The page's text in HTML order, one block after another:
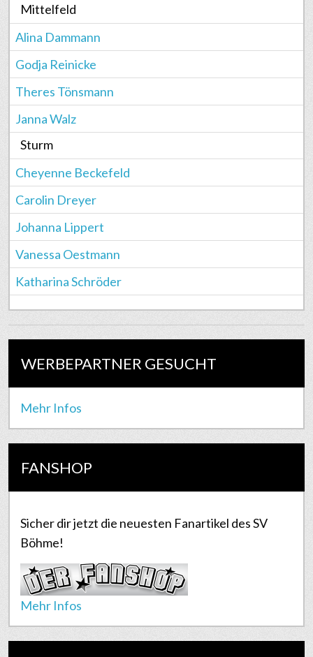
Mittelfeld
Alina Dammann
Godja Reinicke
Theres Tönsmann
Janna Walz
Sturm
Cheyenne Beckefeld
Carolin Dreyer
Johanna Lippert
Vanessa Oestmann
Katharina Schröder
WERBEPARTNER GESUCHT
Mehr Infos
FANSHOP
Sicher dir jetzt die neuesten Fanartikel des SV
Böhme!
Mehr Infos